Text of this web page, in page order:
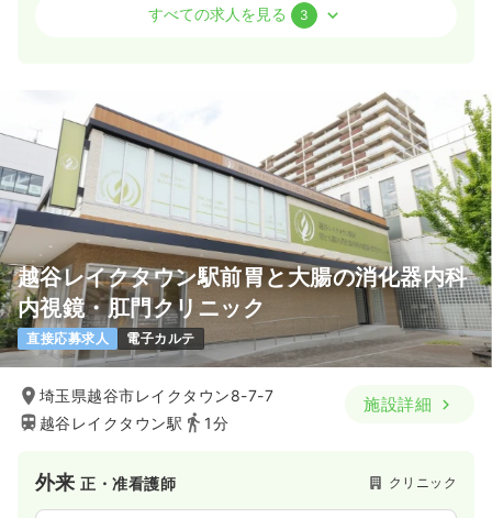
正看護師 / 管理職
45.0
※一例
時間
8:30～17:30
4週8休以上
月給40万円以上可
気になる 詳細を見る
その他正看護師 有料老人ホーム
日勤のみ（常勤） 一時募集休止
給与 43.7〜52.0 万円/月 賞与3.5ヶ月
※一例
時間 8:30～17:30
気になる 詳細を見る
すべての求人を見る 3
越谷レイクタウン駅前胃と大腸の消化器内科
内視鏡・肛門クリニック
直接応募求人 電子カルテ
埼玉県越谷市レイクタウン8-7-7
越谷レイクタウン駅
1分
施設詳細
外来正・准看護師 クリニック